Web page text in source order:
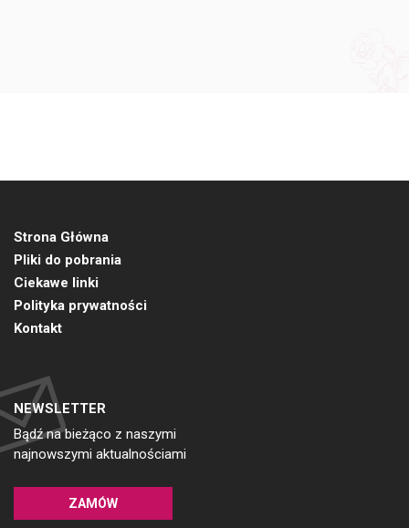
Strona Główna
Pliki do pobrania
Ciekawe linki
Polityka prywatności
Kontakt
NEWSLETTER
Bądź na bieżąco z naszymi
najnowszymi aktualnościami
ZAMÓW